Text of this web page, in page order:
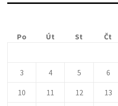
Po
Út St Čt
3 4 5 6
10 11 12 13